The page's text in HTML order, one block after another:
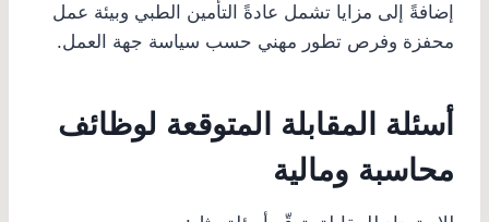
إضافةً إلى مزايا تشمل عادةً التأمين الطبي وبيئة عمل
محفزة وفرص تطور مهني حسب سياسة جهة العمل.
أسئلة المقابلة المتوقعة لوظائف
محاسبة ومالية